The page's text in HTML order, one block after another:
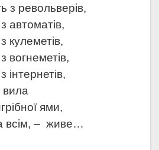
з револьверів,
автоматів,
кулеметів,
вогнеметів,
інтернетів,
вила
ями,
всім, – живе…